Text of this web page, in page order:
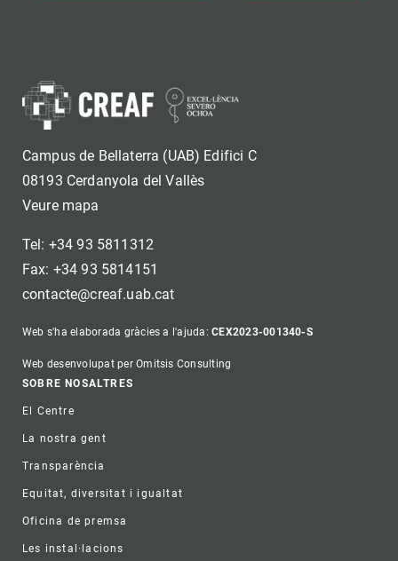
Campus de Bellaterra (UAB) Edifici C
08193 Cerdanyola del Vallès
Veure mapa
Tel: +34 93 5811312
Fax: +34 93 5814151
contacte@creaf.uab.cat
Web s'ha elaborada gràcies a l'ajuda:CEX2023-001340-S
Web desenvolupat per Omitsis Consulting
Footer
SOBRE NOSALTRES
El Centre
La nostra gent
Transparència
Equitat, diversitat i igualtat
Oficina de premsa
Les instal·lacions